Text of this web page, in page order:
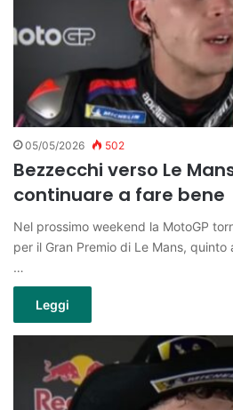
05/05/2026 502
Bezzecchi verso Le
continuare a fare bene
Nel prossimo weekend la MotoGP
per il Gran Premio di Le Mans,
…
Leggi